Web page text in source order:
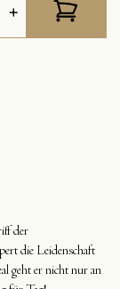
+
der
die Leidenschaft
geht er nicht nur an